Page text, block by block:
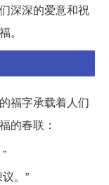
深深的爱意和祝
。
福字承载着人们
的春联：
。”